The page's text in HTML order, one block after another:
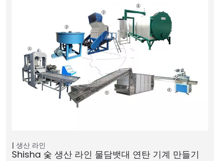
생산 라인
Shisha 숯 생산 라인 물담뱃대 연탄 기계 만들기